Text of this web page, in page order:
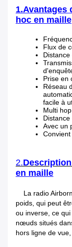
1.Avantages
hoc en maille
Flux de
Prise en
Réseau
facile à
Multi
Avec un
2.
en maille
La radio
poids, qui peut
ou inverse, ce
nœuds situés
hors ligne de